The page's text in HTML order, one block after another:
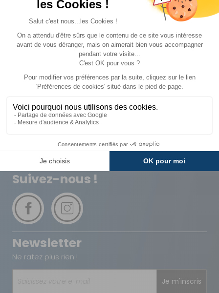
MODÈLE
374 €
Expédié sous 72h Sécurisés
Carte de fidélité Plusieurs fois
Suivez-nous !
Newsletter
Ne ratez plus rien !
Je m'inscris